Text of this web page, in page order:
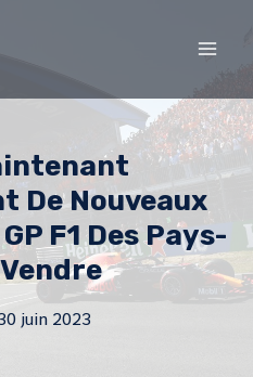
De Nouveaux
F1 Des Pays-
juin 2023